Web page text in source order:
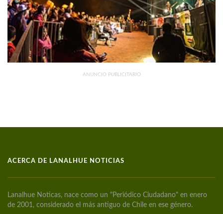
ANUNCIO PUBLICITARIO
ACERCA DE LANALHUE NOTICIAS
Lanalhue Noticas, nace como un "Periódico Ciudadano" en enero
de 2001, considerado el más antiguo de Chile en ese género.